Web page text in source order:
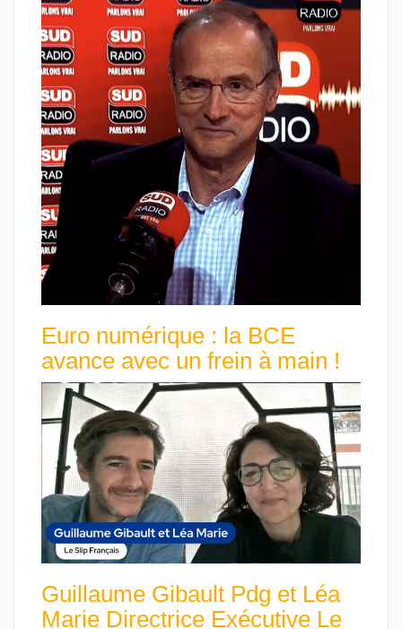
Euro numérique : la BCE
avance avec un frein à main !
Guillaume Gibault Pdg et Léa
Marie Directrice Exécutive Le